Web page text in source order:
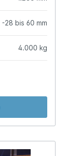
-28 bis 60 mm
4.000 kg